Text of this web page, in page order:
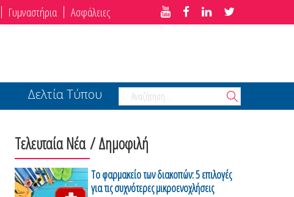
Γυμναστήρια Ασφάλειες
Δελτία Τύπου
Τελευταία Νέα / Δημοφιλή
Το φαρμακείο των διακοπών: 5 επιλογές
για τις συχνότερες μικροενοχλήσεις